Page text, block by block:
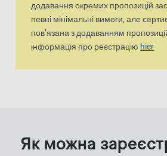
додавання окремих пропозицій
певні мінімальні вимоги, але
пов’язана з додаванням
інформація про реєстрацію hier
Як можна